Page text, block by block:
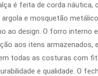
é feita de corda náutica,
argola e mosquetão
ao design. O forro interno
aos itens armazenados,
todas as costuras com
e qualidade. O